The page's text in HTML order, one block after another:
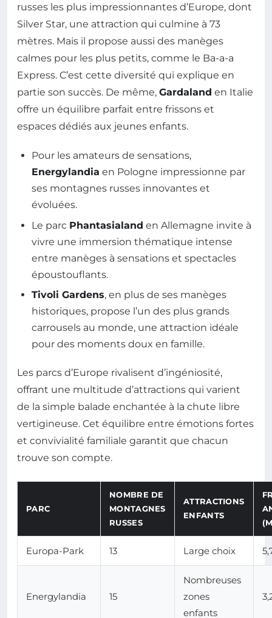
russes les plus impressionnantes d’Europe, dont
Silver Star, une attraction qui culmine à 73
mètres. Mais il propose aussi des manèges
calmes pour les plus petits, comme le Ba-a-a
Express. C’est cette diversité qui explique en
partie son succès. De même, Gardaland en Italie
offre un équilibre parfait entre frissons et
espaces dédiés aux jeunes enfants.
Pour les amateurs de sensations,
Energylandia en Pologne impressionne par
ses montagnes russes innovantes et
évoluées.
Le parc Phantasialand en Allemagne invite à
vivre une immersion thématique intense
entre manèges à sensations et spectacles
époustouflants.
Tivoli Gardens, en plus de ses manèges
historiques, propose l’un des plus grands
carrousels au monde, une attraction idéale
pour des moments doux en famille.
Les parcs d’Europe rivalisent d’ingéniosité,
offrant une multitude d’attractions qui varient
de la simple balade enchantée à la chute libre
vertigineuse. Cet équilibre entre émotions fortes
et convivialité familiale garantit que chacun
trouve son compte.
PARC
NOMBRE DE
MONTAGNES
RUSSES
ATTRACTIONS
ENFANTS
Europa-Park 13 Large choix
Energylandia 15
Nombreuses
zones
enfants